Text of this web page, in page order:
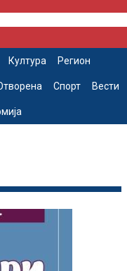
Култура Регион
Спорт Вести